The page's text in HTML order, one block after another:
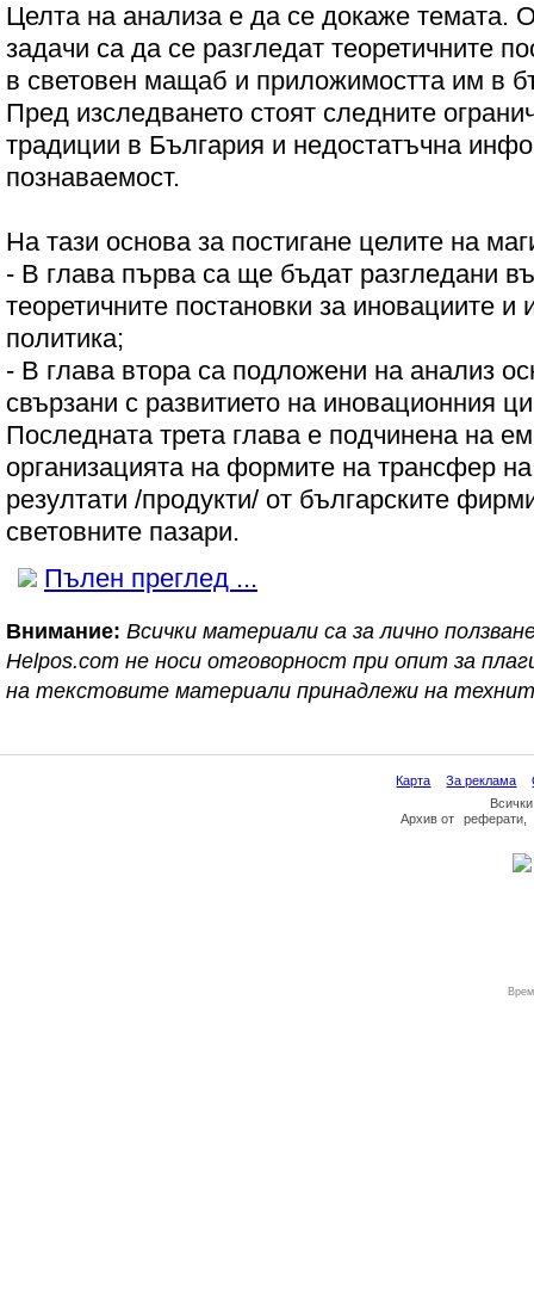
Целта на анализа е да се докаже темата.
задачи са да се разгледат теоретичните
в световен мащаб и приложимостта им в
Пред изследването стоят следните
традиции в България и недостатъчна
познаваемост.
На тази основа за постигане целите на
- В глава първа са ще бъдат разгледани
теоретичните постановки за иновациите и
политика;
- В глава втора са подложени на анализ
свързани с развитието на иновационния
Последната трета глава е подчинена на
организацията на формите на трансфер
резултати /продукти/ от българските
световните пазари.
Пълен преглед ...
Внимание: Всички материали са за лично
Helpos.com не носи отговорност при опит за
на текстовите материали принадлежи на
Карта За реклама
Архив от реферати